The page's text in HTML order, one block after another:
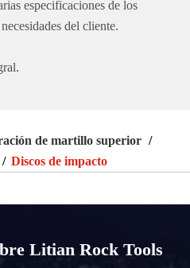
especificaciones de los
del cliente.
de martillo superior
Discos de impacto
Litian Rock Tools